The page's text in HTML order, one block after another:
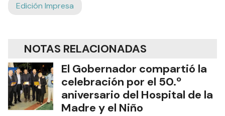
Edición Impresa
NOTAS RELACIONADAS
El Gobernador compartió la
celebración por el 50.º
aniversario del Hospital de la
Madre y el Niño